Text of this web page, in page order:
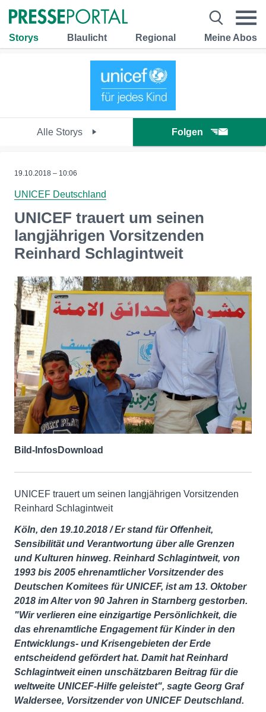
Storys Blaulicht Regional Meine Abos
Alle Storys Folgen
19.10.2018 – 10:06
UNICEF Deutschland
UNICEF trauert um seinen
langjährigen Vorsitzenden
Reinhard Schlagintweit
Bild-InfosDownload
UNICEF trauert um seinen langjährigen Vorsitzenden
Reinhard Schlagintweit
Köln, den 19.10.2018 / Er stand für Offenheit,
Sensibilität und Verantwortung über alle Grenzen
und Kulturen hinweg. Reinhard Schlagintweit, von
1993 bis 2005 ehrenamtlicher Vorsitzender des
Deutschen Komitees für UNICEF, ist am 13. Oktober
2018 im Alter von 90 Jahren in Starnberg gestorben.
"Wir verlieren eine einzigartige Persönlichkeit, die
das ehrenamtliche Engagement für Kinder in den
Entwicklungs- und Krisengebieten der Erde
entscheidend gefördert hat. Damit hat Reinhard
Schlagintweit einen unschätzbaren Beitrag für die
weltweite UNICEF-Hilfe geleistet", sagte Georg Graf
Waldersee, Vorsitzender von UNICEF Deutschland.